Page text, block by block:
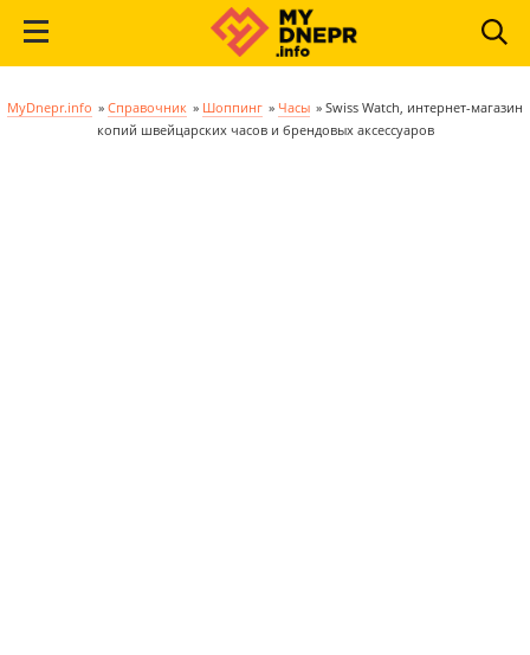
MyDnepr.info » Справочник » Шоппинг » Часы » Swiss Watch, интернет-магазин
копий швейцарских часов и брендовых аксессуаров